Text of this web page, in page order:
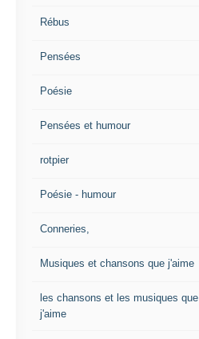
Rébus
Pensées
Poésie
Pensées et humour
rotpier
Poésie - humour
Conneries,
Musiques et chansons que j'aime
les chansons et les musiques que
j'aime